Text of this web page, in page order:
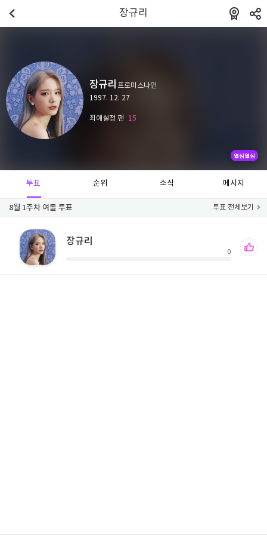
장규리
장규리 프로미스나인
1997. 12. 27
최애설정 팬 15
열심열심
투표 순위 소식 메시지
8월 1주차 여돌 투표 투표 전체보기
장규리
0